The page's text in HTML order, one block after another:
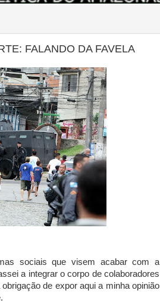
FALANDO DA FAVELA
sociais que visem acabar com a
a integrar o corpo de colaboradores
de expor aqui a minha opinião